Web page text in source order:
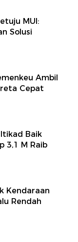
MUI:
Solusi
Ambil
Cepat
Baik
3,1 M Raib
Kendaraan
Rendah